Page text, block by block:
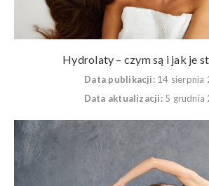
Hydrolaty – czym są i jak je
Data publikacji: 14 sierpnia
Data aktualizacji: 5 grudnia